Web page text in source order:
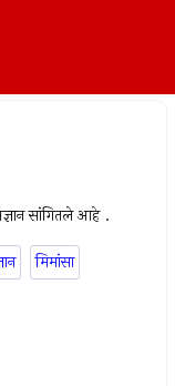
सांगितले आहे .
मिमांसा